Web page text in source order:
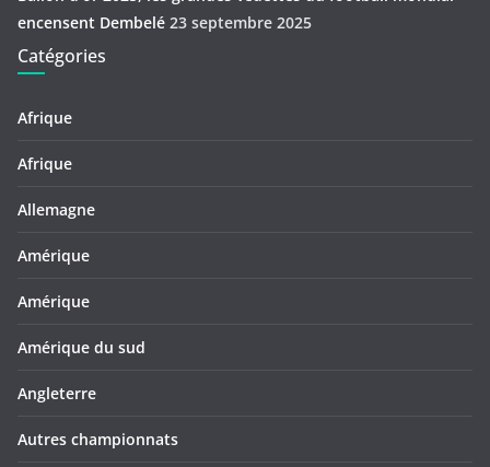
encensent Dembelé 23 septembre 2025
Catégories
Afrique
Afrique
Allemagne
Amérique
Amérique
Amérique du sud
Angleterre
Autres championnats